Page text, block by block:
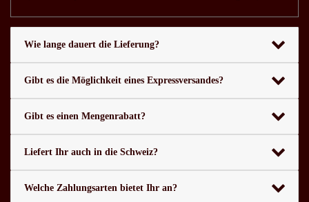
Wie lange dauert die Lieferung?
Gibt es die Möglichkeit eines Expressversandes?
Gibt es einen Mengenrabatt?
Liefert Ihr auch in die Schweiz?
Welche Zahlungsarten bietet Ihr an?